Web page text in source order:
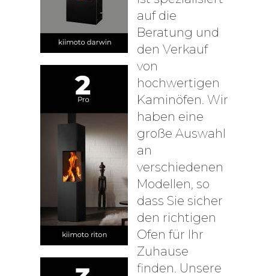
auf die
Beratung und
den Verkauf
von
hochwertigen
Kaminöfen. Wir
haben eine
große Auswahl
an
verschiedenen
Modellen, so
dass Sie sicher
den richtigen
Ofen für Ihr
Zuhause
finden. Unsere